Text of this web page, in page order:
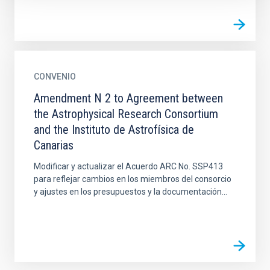
CONVENIO
Amendment N 2 to Agreement between
the Astrophysical Research Consortium
and the Instituto de Astrofísica de
Canarias
Modificar y actualizar el Acuerdo ARC No. SSP413
para reflejar cambios en los miembros del consorcio
y ajustes en los presupuestos y la documentación...